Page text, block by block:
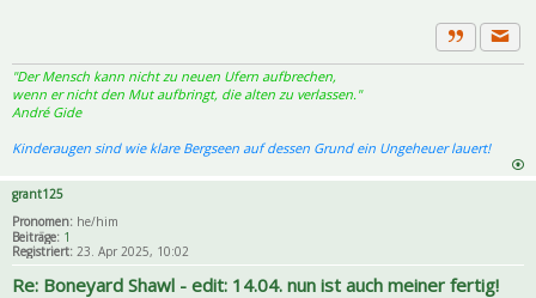
Zitat
"Der Mensch kann nicht zu neuen Ufern aufbrechen,
wenn er nicht den Mut aufbringt, die alten zu verlassen."
André Gide
Kinderaugen sind wie klare Bergseen auf dessen Grund ein Ungeheuer lauert!
grant125
Pronomen: he/him
Beiträge: 1
Registriert: 23. Apr 2025, 10:02
Re: Boneyard Shawl - edit: 14.04. nun ist auch meiner fertig!